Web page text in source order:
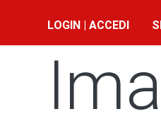
LOGIN | ACCEDI